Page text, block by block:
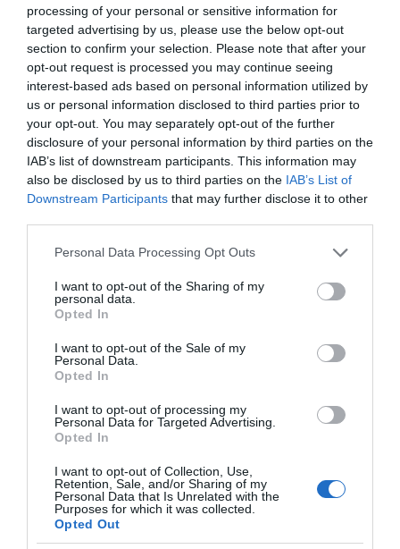
processing of your personal or sensitive information for
targeted advertising by us, please use the below opt-out
section to confirm your selection. Please note that after your
opt-out request is processed you may continue seeing
interest-based ads based on personal information utilized by
us or personal information disclosed to third parties prior to
your opt-out. You may separately opt-out of the further
disclosure of your personal information by third parties on the
IAB’s list of downstream participants. This information may
also be disclosed by us to third parties on the IAB’s List of
Downstream Participants that may further disclose it to other
Please note that this website/app uses one or more Google
not limited to your visit or usage behaviour. You may click to
grant or deny consent to Google and its third-party tags to
use your data for below specified purposes in below Google
consent section.
Personal Data Processing Opt Outs
I want to opt-out of the Sharing of my
personal data.
Opted In
I want to opt-out of the Sale of my
Personal Data.
Opted In
I want to opt-out of processing my
Personal Data for Targeted Advertising.
Opted In
I want to opt-out of Collection, Use,
Retention, Sale, and/or Sharing of my
Personal Data that Is Unrelated with the
Purposes for which it was collected.
Opted Out
ΔΙΑΒΑΣΤΕ ΚΑΙ ΤΑ ΠΑΡΑΚΑΤΩ
Ο καιρός των επομένων ημερών: Κανονικός
Αύγουστος με δυνατούς βοριάδες και σταδιακή
άνοδο της θερμοκρασίας